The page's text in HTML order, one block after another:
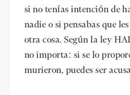
si no tenías intención de
nadie o si pensabas que
otra cosa. Según la ley
no importa: si se lo
murieron, puedes ser